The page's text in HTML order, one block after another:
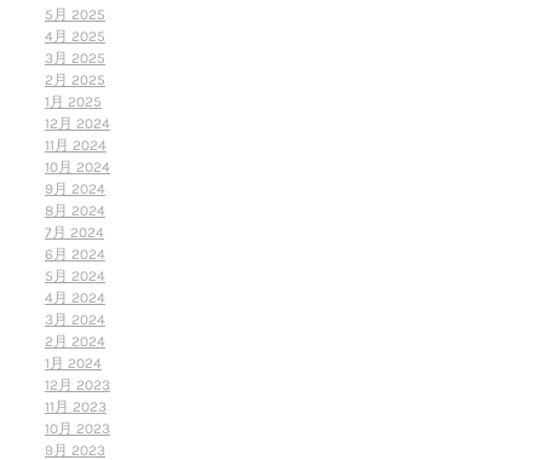
5月 2025
4月 2025
3月 2025
2月 2025
1月 2025
12月 2024
11月 2024
10月 2024
9月 2024
8月 2024
7月 2024
6月 2024
5月 2024
4月 2024
3月 2024
2月 2024
1月 2024
12月 2023
11月 2023
10月 2023
9月 2023